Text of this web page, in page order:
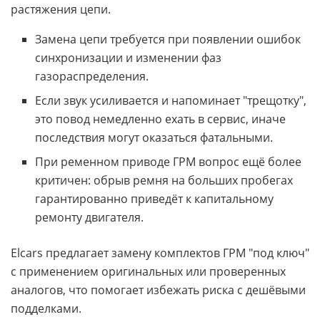
растяжения цепи.
Замена цепи требуется при появлении ошибок
синхронизации и изменении фаз
газораспределения.
Если звук усиливается и напоминает "трещотку",
это повод немедленно ехать в сервис, иначе
последствия могут оказаться фатальными.
При ременном приводе ГРМ вопрос ещё более
критичен: обрыв ремня на больших пробегах
гарантированно приведёт к капитальному
ремонту двигателя.
Elcars предлагает замену комплектов ГРМ "под ключ"
с применением оригинальных или проверенных
аналогов, что помогает избежать риска с дешёвыми
подделками.